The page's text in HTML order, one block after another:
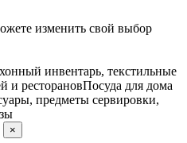
изменить свой выбор
инвентарь, текстильные
и ресторановПосуда для дома
предметы сервировки,
×